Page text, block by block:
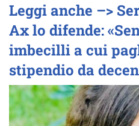
Leggi anche –>
Ax lo difende:
imbecilli a cui
stipendio da